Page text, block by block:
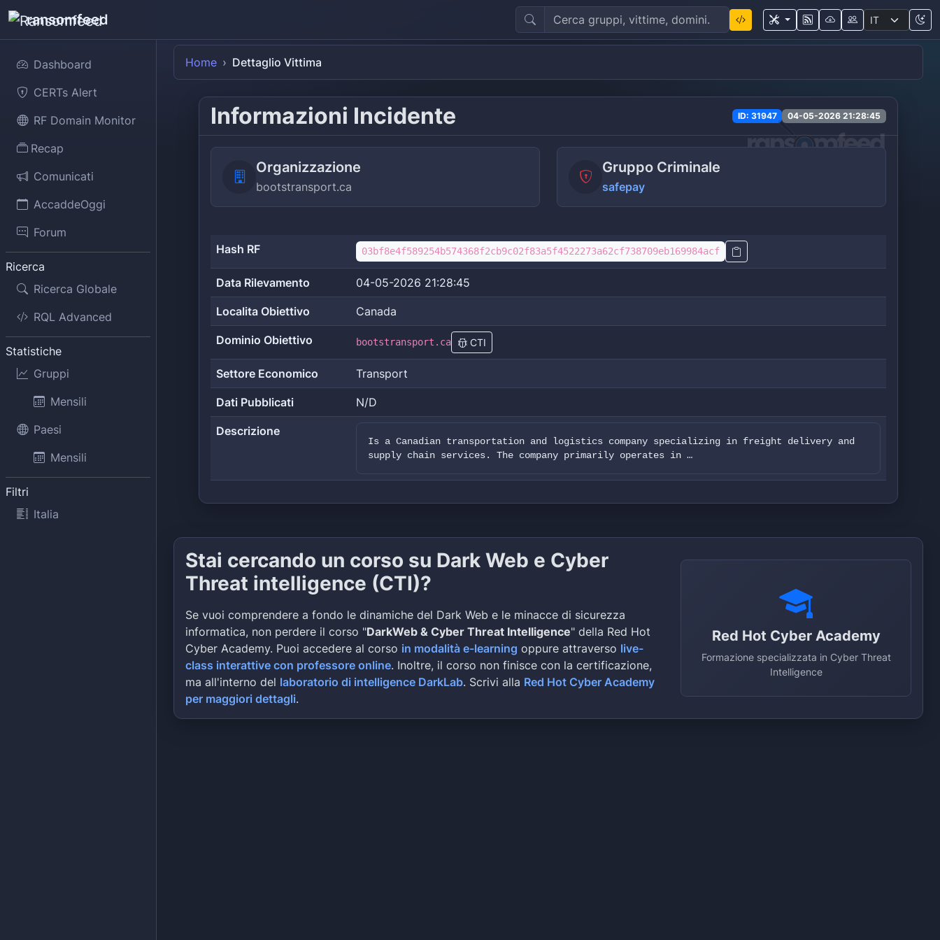
ransomfeed
Dashboard
CERTs Alert
RF Domain Monitor
Recap
Comunicati
AccaddeOggi
Forum
Ricerca
Ricerca Globale
RQL Advanced
Statistiche
Gruppi
Mensili
Paesi
Mensili
Filtri
Italia
Home Dettaglio Vittima
Informazioni Incidente ID: 31947 04-05-2026 21:28:45
Organizzazione
bootstransport.ca
Gruppo Criminale
safepay
Hash RF 03bf8e4f589254b574368f2cb9c02f83a5f4522273a62cf738709eb169984acf
Data Rilevamento 04-05-2026 21:28:45
Localita Obiettivo Canada
Dominio Obiettivo bootstransport.ca CTI
Settore Economico Transport
Dati Pubblicati N/D
Descrizione
Is a Canadian transportation and logistics company specializing in freight delivery and
supply chain services. The company primarily operates in …
Stai cercando un corso su Dark Web e Cyber
Threat intelligence (CTI)?
Se vuoi comprendere a fondo le dinamiche del Dark Web e le minacce di sicurezza
informatica, non perdere il corso "DarkWeb & Cyber Threat Intelligence" della Red Hot
Cyber Academy. Puoi accedere al corso in modalità e-learning oppure attraverso live-
class interattive con professore online. Inoltre, il corso non finisce con la certificazione,
ma all'interno del laboratorio di intelligence DarkLab. Scrivi alla Red Hot Cyber Academy
per maggiori dettagli.
Red Hot Cyber Academy
Formazione specializzata in Cyber Threat
Intelligence